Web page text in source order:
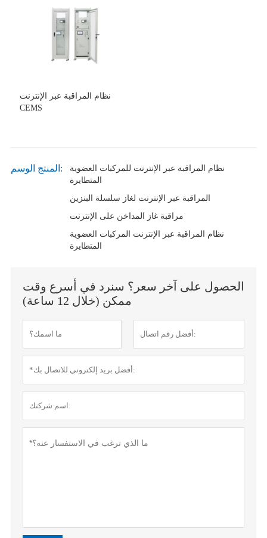
نظام المراقبة عبر الإنترنت
CEMS
المنتج الوسم:
نظام المراقبة عبر الإنترنت للمركبات العضوية
المتطايرة
المراقبة عبر الإنترنت لغاز سلسلة البنزين
مراقبة غاز المداخن على الإنترنت
نظام المراقبة عبر الإنترنت المركبات العضوية
المتطايرة
الحصول على آخر سعر؟ سنرد في أسرع وقت
ممكن (خلال 12 ساعة)